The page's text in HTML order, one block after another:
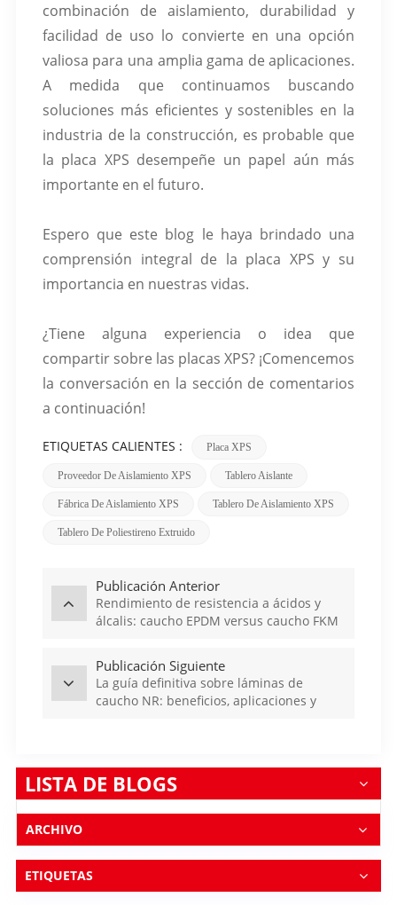
combinación de aislamiento, durabilidad y
facilidad de uso lo convierte en una opción
valiosa para una amplia gama de aplicaciones.
A medida que continuamos buscando
soluciones más eficientes y sostenibles en la
industria de la construcción, es probable que
la placa XPS desempeñe un papel aún más
importante en el futuro.
Espero que este blog le haya brindado una
comprensión integral de la placa XPS y su
importancia en nuestras vidas.
¿Tiene alguna experiencia o idea que
compartir sobre las placas XPS? ¡Comencemos
la conversación en la sección de comentarios
a continuación!
ETIQUETAS CALIENTES : Placa XPS
Proveedor De Aislamiento XPS Tablero Aislante
Fábrica De Aislamiento XPS Tablero De Aislamiento XPS
Tablero De Poliestireno Extruido
Publicación Anterior
Rendimiento de resistencia a ácidos y
álcalis: caucho EPDM versus caucho FKM
Publicación Siguiente
La guía definitiva sobre láminas de
caucho NR: beneficios, aplicaciones y
LISTA DE BLOGS
ARCHIVO
ETIQUETAS